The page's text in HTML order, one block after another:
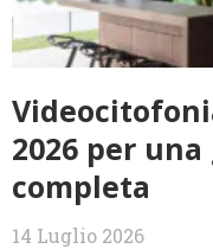
2026 per
completa
14 Luglio 2026